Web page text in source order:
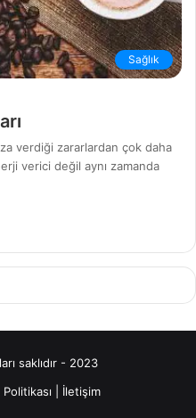
Sağlık
verdiği zararlardan çok daha
verici değil aynı zamanda
saklıdır - 2023
İletişim